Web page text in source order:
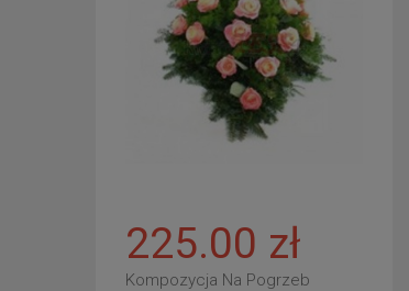
225.00 zł
Kompozycja Na Pogrzeb